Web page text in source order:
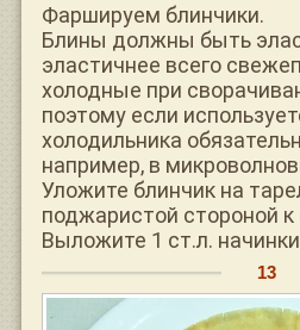
Фаршируем блинчики.
Блины должны быть
эластичнее всего
холодные при
поэтому если
холодильника
например, в
Уложите блинчик на
поджаристой стороной к
Выложите 1 ст.л.